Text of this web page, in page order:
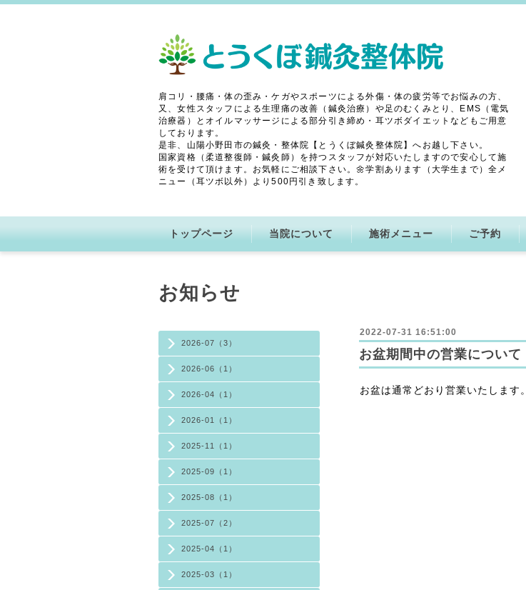
肩コリ・腰痛・体の歪み・ケガやスポーツによる外傷・体の疲労等でお悩みの方、
又、女性スタッフによる生理痛の改善（鍼灸治療）や足のむくみとり、EMS（電気
治療器）とオイルマッサージによる部分引き締め・耳ツボダイエットなどもご用意
しております。
是非、山陽小野田市の鍼灸・整体院【とうくぼ鍼灸整体院】へお越し下さい。
国家資格（柔道整復師・鍼灸師）を持つスタッフが対応いたしますので安心して施
術を受けて頂けます。お気軽にご相談下さい。🌼学割あります（大学生まで）全メ
ニュー（耳ツボ以外）より500円引き致します。
トップページ 当院について 施術メニュー ご予約
2026-07（3）
2026-06（1）
2026-04（1）
2026-01（1）
2025-11（1）
2025-09（1）
2025-08（1）
2025-07（2）
2025-04（1）
2025-03（1）
お知らせ
2022-07-31 16:51:00
お盆期間中の営業について
お盆は通常どおり営業いたします。